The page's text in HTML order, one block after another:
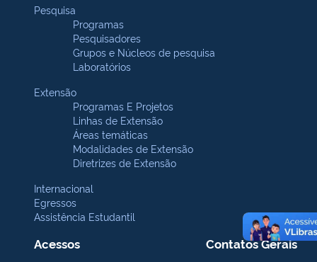
Pesquisa
Programas
Pesquisadores
Grupos e Núcleos de pesquisa
Laboratórios
Extensão
Programas E Projetos
Linhas de Extensão
Áreas temáticas
Modalidades de Extensão
Diretrizes de Extensão
Internacional
Egressos
Assistência Estudantil
Acessos Contatos Gerais